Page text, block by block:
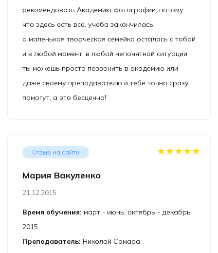
рекомендовать Академию фотографии, потому
что здесь есть все, учеба закончилась,
а маленькая творческая семейка осталась с тобой
и в любой момент, в любой непонятной ситуации
ты можешь просто позвонить в академию или
даже своему преподавателю и тебе точно сразу
помогут, а это бесценно!
Отзыв на сайте
Мария Вакуленко
21.12.2015
★★★★★
Время обучения: март - июнь; октябрь - декабрь
2015
Преподаватель: Николай Самара